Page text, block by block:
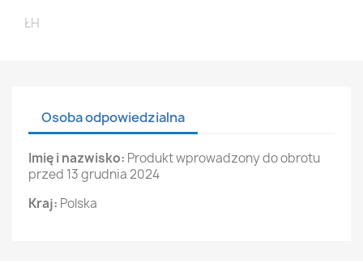
ŁH
Osoba odpowiedzialna
Imię i nazwisko: Produkt wprowadzony do obrotu
przed 13 grudnia 2024
Kraj: Polska